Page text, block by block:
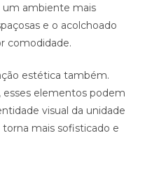
um ambiente mais
e o acolchoado
comodidade.
estética também.
elementos podem
visual da unidade
mais sofisticado e